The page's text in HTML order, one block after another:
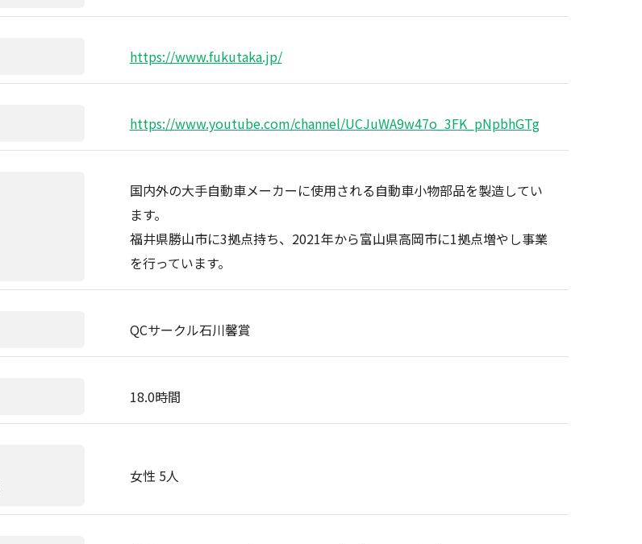
https://www.fukutaka.jp/
https://www.youtube.com/channel/UCJuWA9w47o_3FK_pNpbhGTg
国内外の大手自動車メーカーに使用される自動車小物部品を製造してい
ます。
福井県勝山市に3拠点持ち、2021年から富山県高岡市に1拠点増やし事業
を行っています。
QCサークル石川馨賞
18.0時間
女性 5人